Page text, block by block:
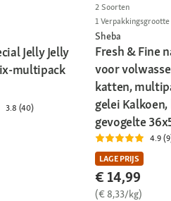
Jelly Jelly
multipack
3.8 (40)
2 Soorten
1 Verpakkingsgrootte
Sheba
Fresh & Fine
voor
katten,
gelei Kalkoen,
gevogelte
4.9
LAGE PRIJS
€ 14,99
(€ 8,33/kg)